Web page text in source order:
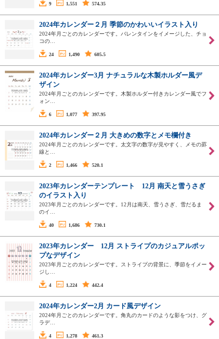
9 1,551 574.35
2024年カレンダー２月 季節のかわいいイラスト入り
2024年月ごとのカレンダーです。バレンタインをイメージした、チョ
コの…
24 1,490 605.5
2024年カレンダー3月 ナチュラルな木製ホルダー風デ
ザイン
2024年月ごとのカレンダーです。木製ホルダー付きカレンダー風でフ
ォン…
6 1,077 397.95
2024年カレンダー２月 大きめの数字とメモ欄付き
2024年月ごとのカレンダーです。太文字の数字が見やすく、メモの罫
線と…
2 1,466 520.1
2023年カレンダーテンプレート 12月 南天と雪うさぎ
のイラスト入り
2023年月ごとのカレンダーです。12月は南天、雪うさぎ、雪だるま
のイ…
40 1,686 730.1
2023年カレンダー 12月 ストライプのカジュアルポッ
プなデザイン
2023年月ごとのカレンダーです。ストライプの背景に、季節をイメー
ジし…
4 1,224 442.4
2024年カレンダー2月 カード風デザイン
2024年月ごとのカレンダーです。角丸のカードのような影をつけ、グ
ラデ…
4 1,278 461.3